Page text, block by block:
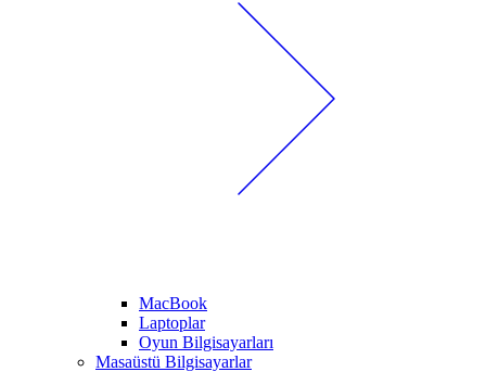
MacBook
Laptoplar
Oyun Bilgisayarları
Masaüstü Bilgisayarlar